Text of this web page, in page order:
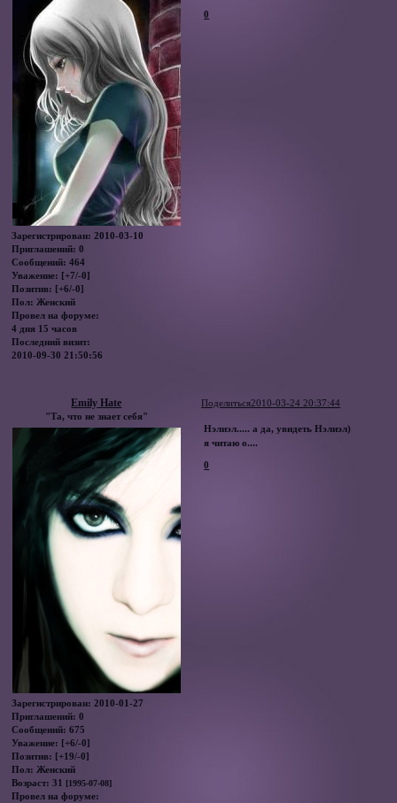
Зарегистрирован: 2010-03-10
Приглашений: 0
Сообщений: 464
Уважение: [+7/-0]
Позитив: [+6/-0]
Пол: Женский
Провел на форуме:
4 дня 15 часов
Последний визит:
2010-09-30 21:50:56
0
Поделиться2010-03-24 20:37:44
Emily Hate
"Та, что не знает себя"
Зарегистрирован: 2010-01-27
Приглашений: 0
Сообщений: 675
Уважение: [+6/-0]
Позитив: [+19/-0]
Пол: Женский
Возраст: 31 [1995-07-08]
Провел на форуме:
Нэлиэл..... а да, увидеть Нэлиэл)
я читаю о....
0